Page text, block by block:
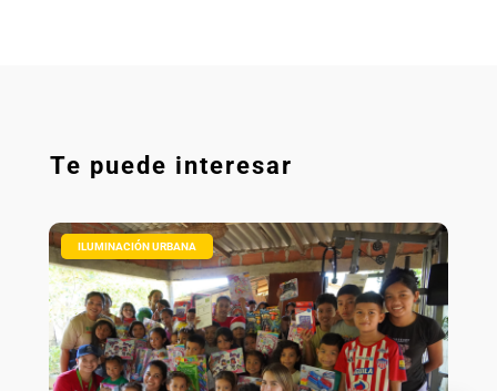
Te puede interesar
ILUMINACIÓN URBANA